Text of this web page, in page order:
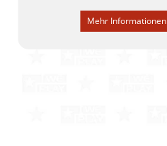
Mehr Informationen